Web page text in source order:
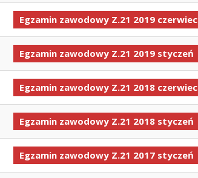
Egzamin zawodowy Z.21 2019 czerwiec
Egzamin zawodowy Z.21 2019 styczeń
Egzamin zawodowy Z.21 2018 czerwiec
Egzamin zawodowy Z.21 2018 styczeń
Egzamin zawodowy Z.21 2017 styczeń